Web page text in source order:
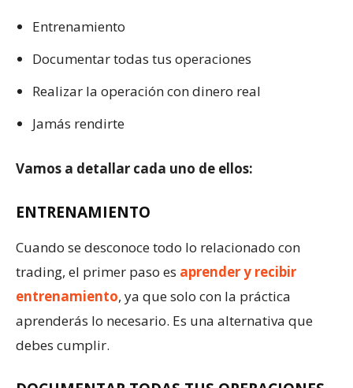
Entrenamiento
Documentar todas tus operaciones
Realizar la operación con dinero real
Jamás rendirte
Vamos a detallar cada uno de ellos:
ENTRENAMIENTO
Cuando se desconoce todo lo relacionado con
trading, el primer paso es aprender y recibir
entrenamiento, ya que solo con la práctica
aprenderás lo necesario. Es una alternativa que
debes cumplir.